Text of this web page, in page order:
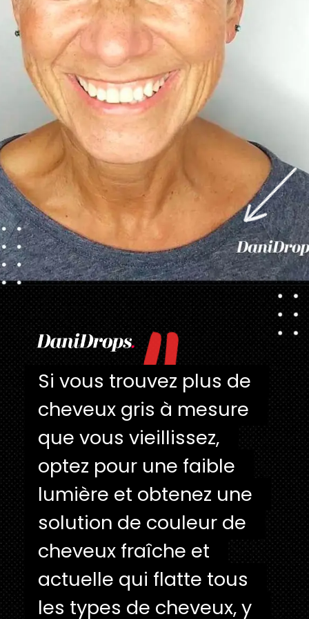
Ouverture https://danidrops.com.br/fr/categorie/cheveu/
"
Si vous trouvez plus de
cheveux gris à mesure
que vous vieillissez,
optez pour une faible
lumière et obtenez une
solution de couleur de
cheveux fraîche et
actuelle qui flatte tous
les types de cheveux, y
Si vous trouvez plus de
cheveux gris à mesure
que vous vieillissez,
optez pour une faible
lumière et obtenez une
solution de couleur de
cheveux fraîche et
actuelle qui flatte tous
les types de cheveux, y